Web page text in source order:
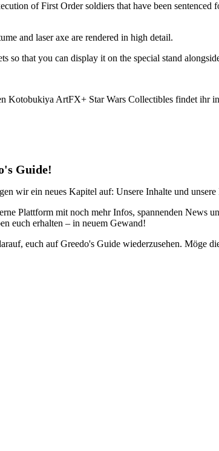
of First Order soldiers that have been
and laser axe are rendered in high detail.
so that you can display it on the special stand
Kotobukiya ArtFX+ Star Wars Collectibles findet ihr
Guide!
wir ein neues Kapitel auf: Unsere Inhalte und
Plattform mit noch mehr Infos, spannenden News
euch erhalten – in neuem Gewand!
euch auf Greedo's Guide wiederzusehen. Möge